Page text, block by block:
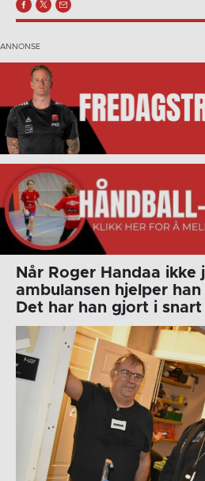
Når Roger Handaa ikke
ambulansen hjelper
Det har han gjort i